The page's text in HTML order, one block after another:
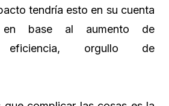
tendría esto en su cuenta
en base al aumento de
eficiencia, orgullo de